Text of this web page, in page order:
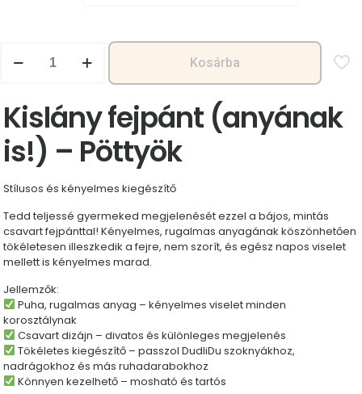
fejpánt
Pöttyök
mennyiség
Kosárba
Kislány fejpánt (anyának
is!) – Pöttyök
Stílusos és kényelmes kiegészítő
Tedd teljessé gyermeked megjelenését ezzel a bájos, mintás
csavart fejpánttal! Kényelmes, rugalmas anyagának köszönhetően
tökéletesen illeszkedik a fejre, nem szorít, és egész napos viselet
mellett is kényelmes marad.
Jellemzők:
Puha, rugalmas anyag – kényelmes viselet minden
korosztálynak
Csavart dizájn – divatos és különleges megjelenés
Tökéletes kiegészítő – passzol DudliDu szoknyákhoz,
nadrágokhoz és más ruhadarabokhoz
Könnyen kezelhető – mosható és tartós